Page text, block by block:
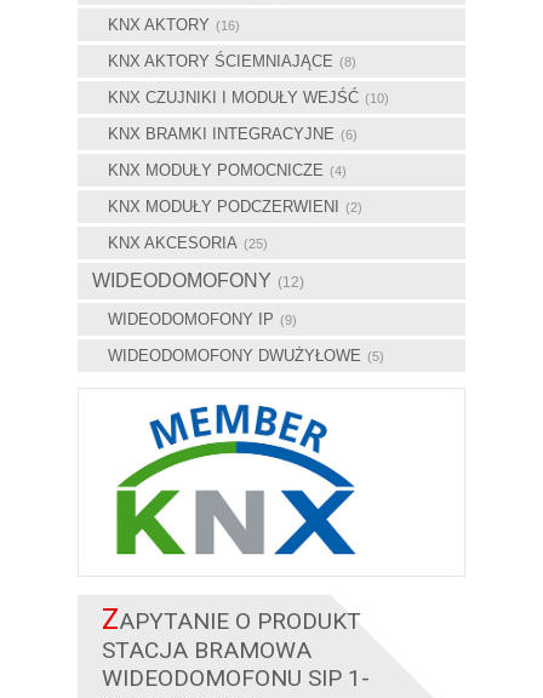
KNX AKTORY (16)
KNX AKTORY ŚCIEMNIAJĄCE (8)
KNX CZUJNIKI I MODUŁY WEJŚĆ (10)
KNX BRAMKI INTEGRACYJNE (6)
KNX MODUŁY POMOCNICZE (4)
KNX MODUŁY PODCZERWIENI (2)
KNX AKCESORIA (25)
WIDEODOMOFONY (12)
WIDEODOMOFONY IP (9)
WIDEODOMOFONY DWUŻYŁOWE (5)
ZAPYTANIE O PRODUKT
STACJA BRAMOWA
WIDEODOMOFONU SIP 1-